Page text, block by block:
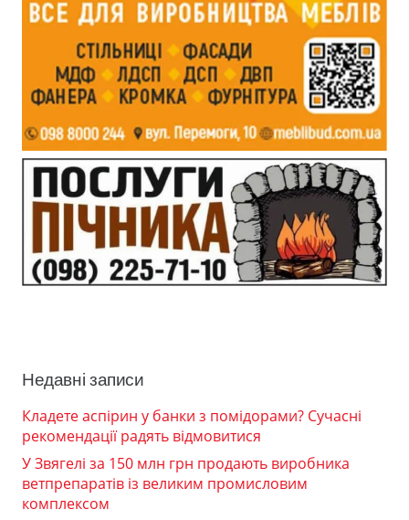
Недавні записи
Кладете аспірин у банки з помідорами? Сучасні
рекомендації радять відмовитися
У Звягелі за 150 млн грн продають виробника
ветпрепаратів із великим промисловим
комплексом